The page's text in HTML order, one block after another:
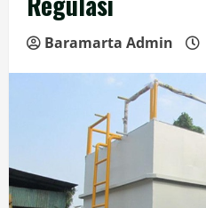
Baramarta Admin